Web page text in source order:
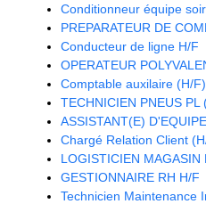
Conditionneur équipe
PREPARATEUR DE
Conducteur de ligne H/F
OPERATEUR
Comptable auxilaire (H/F)
TECHNICIEN PNEUS PL
ASSISTANT(E)
Chargé Relation Client
LOGISTICIEN MAGASIN
GESTIONNAIRE RH H/F
Technicien Maintenance